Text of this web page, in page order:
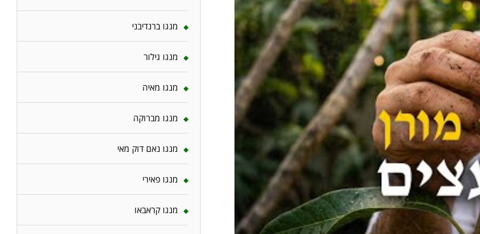
מנגו ברנדיבני
מנגו גילור
מנגו מאיה
מנגו מברוקה
מנגו נאם דוק מאי
מנגו פאירי
מנגו קראבאו